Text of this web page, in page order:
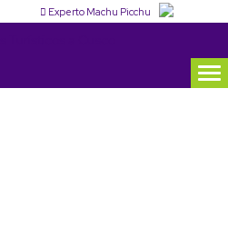
Experto Machu Picchu